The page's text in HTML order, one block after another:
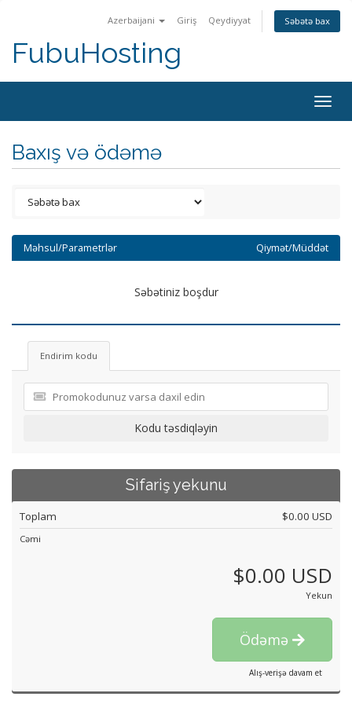
Azerbaijani Giriş Qeydiyyat Səbətə bax
FubuHosting
Baxış və ödəmə
Məhsul/Parametrlər Qiymət/Müddət
Səbətiniz boşdur
Endirim kodu
Kodu təsdiqləyin
Sifariş yekunu
Toplam $0.00 USD
Cəmi
$0.00 USD
Yekun
Ödəmə
Alış-verişə davam et